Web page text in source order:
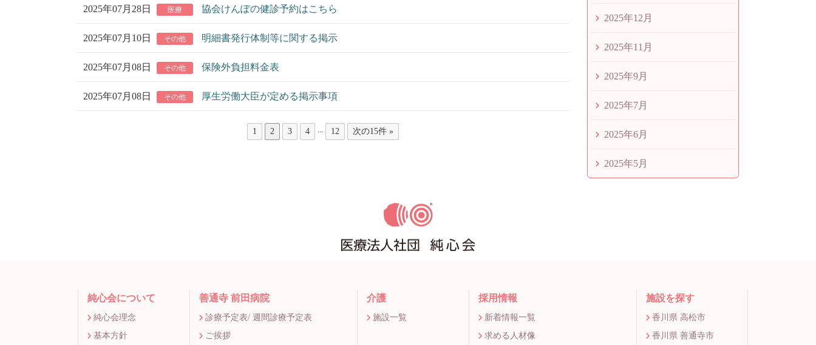
2025年07月28日 医療 協会けんぽの健診予約はこちら
2025年07月10日 その他 明細書発行体制等に関する掲示
2025年07月08日 その他 保険外負担料金表
2025年07月08日 その他 厚生労働大臣が定める掲示事項
1 2 3 4 12 次の15件 »
2025年12月
2025年11月
2025年9月
2025年7月
2025年6月
2025年5月
純心会について
純心会理念
基本方針
善通寺 前田病院
診療予定表/ 週間診療予定表
ご挨拶
介護
施設一覧
採用情報
新着情報一覧
求める人材像
施設を探す
香川県 高松市
香川県 善通寺市